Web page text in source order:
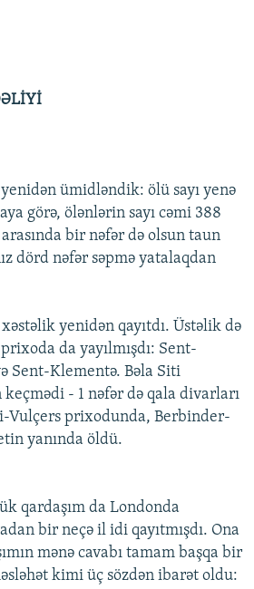
ümidləndik: ölü sayı yenə
görə, ölənlərin sayı cəmi 388
bir nəfər də olsun taun
dörd nəfər səpmə yatalaqdan
yenidən qayıtdı. Üstəlik də
da yayılmışdı: Sent-
Sent-Klementə. Bəla Siti
- 1 nəfər də qala divarları
Vulçers prixodunda, Berbinder-
yanında öldü.
qardaşım da Londonda
bir neçə il idi qayıtmışdı. Ona
mənə cavabı tamam başqa bir
kimi üç sözdən ibarət oldu: